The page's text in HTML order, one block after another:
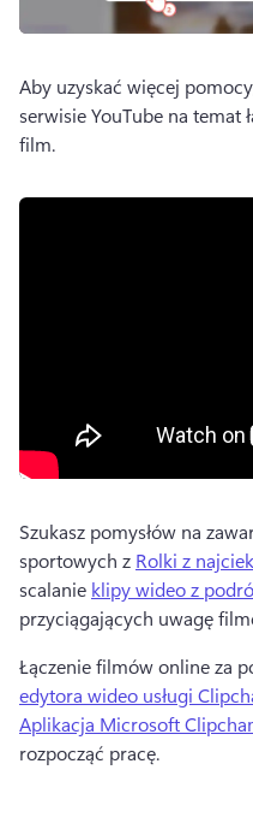
Aby uzyskać więcej
serwisie YouTube na temat
film.
Szukasz pomysłów na
sportowych z Rolki z
scalanie klipy wideo z
przyciągających uwagę
Łączenie filmów online za
edytora wideo usługi
Aplikacja Microsoft
rozpocząć pracę.